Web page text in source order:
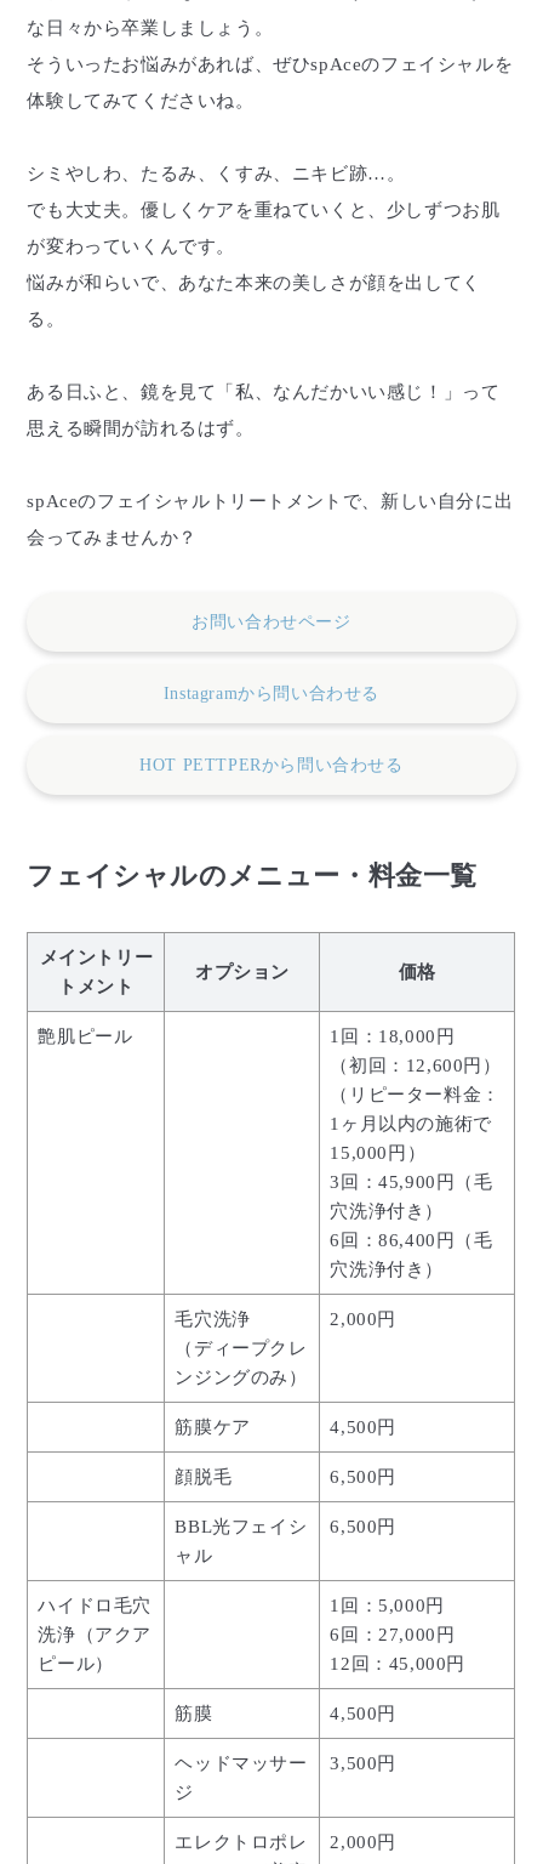
な日々から卒業しましょう。
そういったお悩みがあれば、ぜひspAceのフェイシャルを
体験してみてくださいね。
シミやしわ、たるみ、くすみ、ニキビ跡…。
でも大丈夫。優しくケアを重ねていくと、少しずつお肌
が変わっていくんです。
悩みが和らいで、あなた本来の美しさが顔を出してく
る。
ある日ふと、鏡を見て「私、なんだかいい感じ！」って
思える瞬間が訪れるはず。
spAceのフェイシャルトリートメントで、新しい自分に出
会ってみませんか？
お問い合わせページ
Instagramから問い合わせる
HOT PETTPERから問い合わせる
フェイシャルのメニュー・料金一覧
メイントリー
トメント
オプション 価格
艶肌ピール
1回：18,000円
（初回：12,600円）
（リピーター料金：
1ヶ月以内の施術で
15,000円）
3回：45,900円（毛
穴洗浄付き）
6回：86,400円（毛
穴洗浄付き）
毛穴洗浄
（ディープクレ
ンジングのみ）
2,000円
筋膜ケア 4,500円
顔脱毛 6,500円
BBL光フェイシ
ャル
6,500円
ハイドロ毛穴
洗浄（アクア
ピール）
1回：5,000円
6回：27,000円
12回：45,000円
筋膜 4,500円
ヘッドマッサー
ジ
3,500円
エレクトロポレ
2,000円